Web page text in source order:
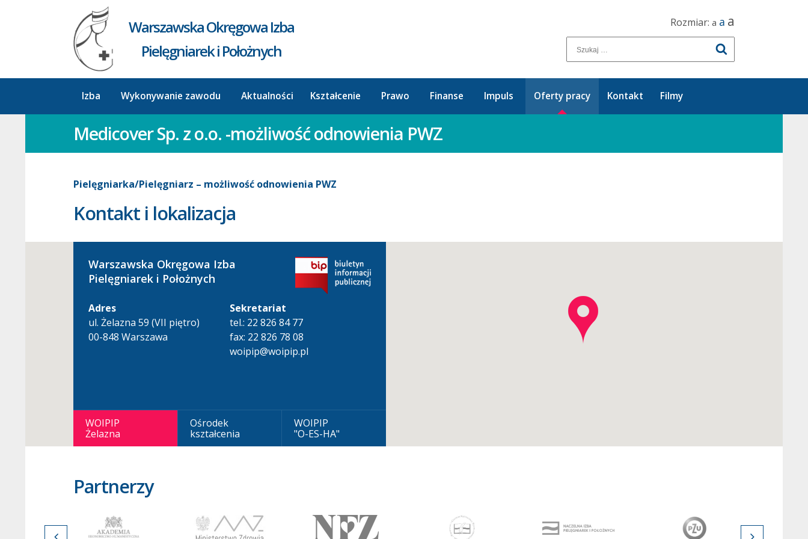
Warszawska Okręgowa Izba
Pielęgniarek i Położnych
Rozmiar: a a a
Izba Wykonywanie zawodu Aktualności Kształcenie Prawo Finanse Impuls Oferty pracy Kontakt Filmy
Medicover Sp. z o.o. -możliwość odnowienia PWZ
Pielęgniarka/Pielęgniarz – możliwość odnowienia PWZ
Kontakt i lokalizacja
Warszawska Okręgowa Izba
Pielęgniarek i Położnych
Adres
ul. Żelazna 59 (VII piętro)
00-848 Warszawa
Sekretariat
tel.: 22 826 84 77
fax: 22 826 78 08
woipip@woipip.pl
WOIPIP
Żelazna
Ośrodek
kształcenia
WOIPIP
"O-ES-HA"
Partnerzy